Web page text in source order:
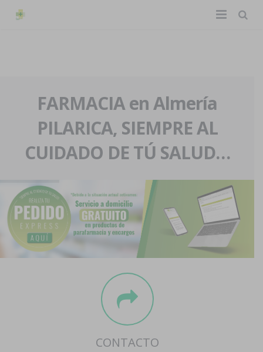
La farmacia
Nuestra historia
Nuestro equipo
Eventos
Servicios y reservas
Pedidos express
Blog
Contacto
Boletín
FARMACIA en Almería
PILARICA, SIEMPRE AL
CUIDADO DE TÚ SALUD…
CONTACTO